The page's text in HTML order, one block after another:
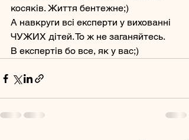
косяків. Життя бентежне;)
А навкруги всі експерти у вихованні
ЧУЖИХ дітей. То ж не заганяйтесь.
В експертів бо все, як у вас;)